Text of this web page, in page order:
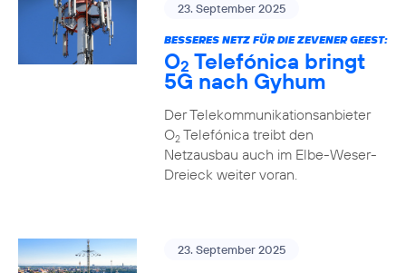
23. September 2025
BESSERES NETZ FÜR DIE ZEVENER GEEST:
O2 Telefónica bringt
5G nach Gyhum
Der Telekommunikationsanbieter
O2Telefónica treibt den
Netzausbau auch im Elbe-Weser-
Dreieck weiter voran.
23. September 2025